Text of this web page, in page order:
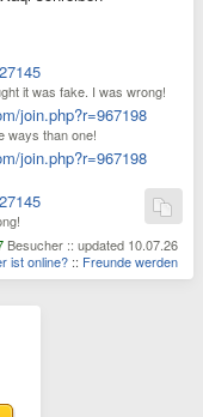
it was fake. I was wrong!
join.php?r=967198
ways than one!
join.php?r=967198
Besucher :: updated 10.07.26
ist online? :: Freunde werden